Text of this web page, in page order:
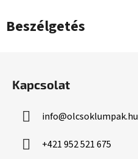
Beszélgetés
Kapcsolat
info@olcsoklumpak.hu
+421 952 521 675